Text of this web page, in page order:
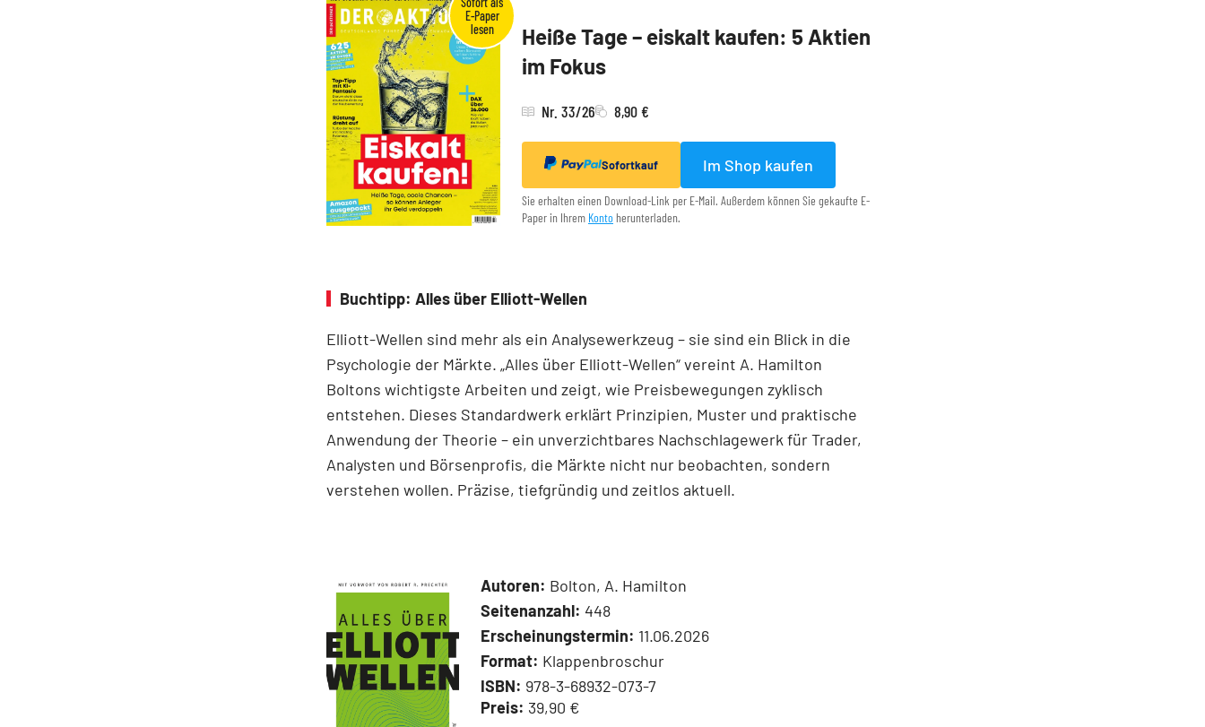
Heiße Tage – eiskalt kaufen: 5 Aktien
im Fokus
Nr. 33/26 8,90 €
Sofortkauf Im Shop kaufen
Sie erhalten einen Download-Link per E-Mail. Außerdem können Sie gekaufte E-
Paper in Ihrem Konto herunterladen.
Buchtipp: Alles über Elliott-Wellen
Elliott-Wellen sind mehr als ein Analysewerkzeug – sie sind ein Blick in die
Psychologie der Märkte. „Alles über Elliott-Wellen“ vereint A. Hamilton
Boltons wichtigste Arbeiten und zeigt, wie Preisbewegungen zyklisch
entstehen. Dieses Standardwerk erklärt Prinzipien, Muster und praktische
Anwendung der Theorie – ein unverzichtbares Nachschlagewerk für Trader,
Analysten und Börsenprofis, die Märkte nicht nur beobachten, sondern
verstehen wollen. Präzise, tiefgründig und zeitlos aktuell.
Autoren: Bolton, A. Hamilton
Seitenanzahl: 448
Erscheinungstermin: 11.06.2026
Format: Klappenbroschur
ISBN: 978-3-68932-073-7
Preis: 39,90 €